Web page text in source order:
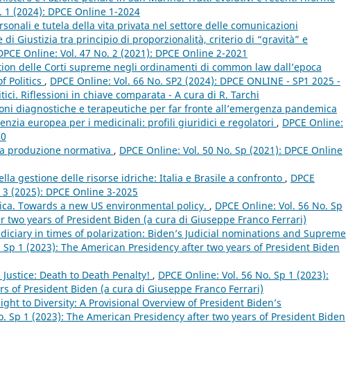
1 (2024): DPCE Online 1-2024
e tutela della vita privata nel settore delle comunicazioni
di Giustizia tra principio di proporzionalità, criterio di “gravità” e
Online: Vol. 47 No. 2 (2021): DPCE Online 2-2021
delle Corti supreme negli ordinamenti di common law dall’epoca
Politics , DPCE Online: Vol. 66 No. SP2 (2024): DPCE ONLINE - SP1 2025 -
Riflessioni in chiave comparata - A cura di R. Tarchi
diagnostiche e terapeutiche per far fronte all’emergenza pandemica
europea per i medicinali: profili giuridici e regolatori , DPCE Online:
produzione normativa , DPCE Online: Vol. 50 No. Sp (2021): DPCE Online
gestione delle risorse idriche: Italia e Brasile a confronto , DPCE
(2025): DPCE Online 3-2025
Towards a new US environmental policy. , DPCE Online: Vol. 56 No. Sp
two years of President Biden (a cura di Giuseppe Franco Ferrari)
in times of polarization: Biden’s Judicial nominations and Supreme
Sp 1 (2023): The American Presidency after two years of President Biden
Death to Death Penalty! , DPCE Online: Vol. 56 No. Sp 1 (2023):
of President Biden (a cura di Giuseppe Franco Ferrari)
to Diversity: A Provisional Overview of President Biden’s
Sp 1 (2023): The American Presidency after two years of President Biden